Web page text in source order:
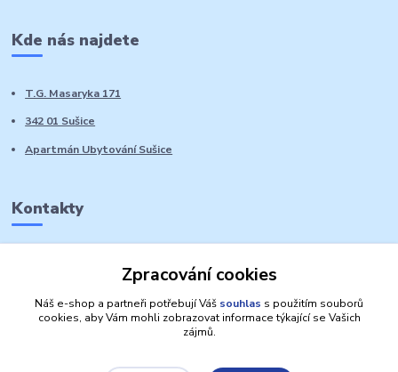
Kde nás najdete
T.G. Masaryka 171
342 01 Sušice
Apartmán Ubytování Sušice
Kontakty
Zpracování cookies
Náš e-shop a partneři potřebují Váš souhlas s použitím souborů
cookies, aby Vám mohli zobrazovat informace týkající se Vašich
zájmů.